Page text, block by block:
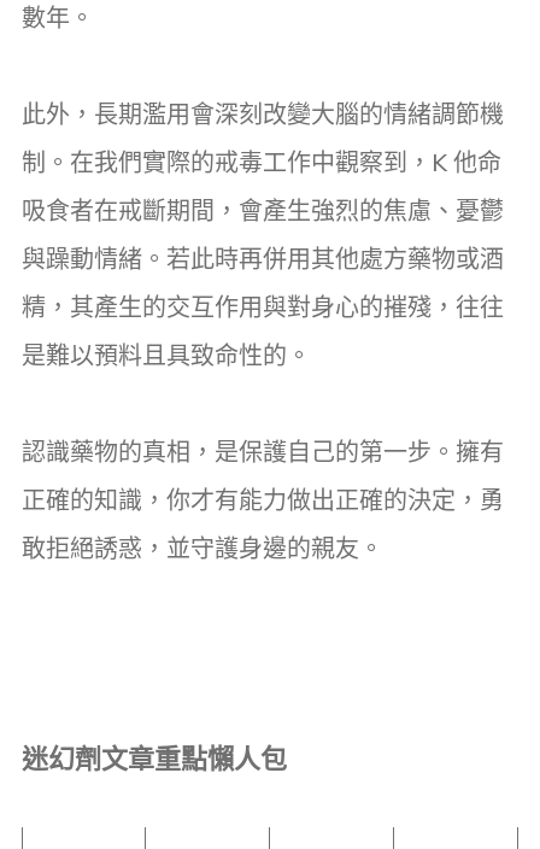
數年。
此外，長期濫用會深刻改變大腦的情緒調節機
制。在我們實際的戒毒工作中觀察到，K 他命
吸食者在戒斷期間，會產生強烈的焦慮、憂鬱
與躁動情緒。若此時再併用其他處方藥物或酒
精，其產生的交互作用與對身心的摧殘，往往
是難以預料且具致命性的。
認識藥物的真相，是保護自己的第一步。擁有
正確的知識，你才有能力做出正確的決定，勇
敢拒絕誘惑，並守護身邊的親友。
迷幻劑文章重點懶人包